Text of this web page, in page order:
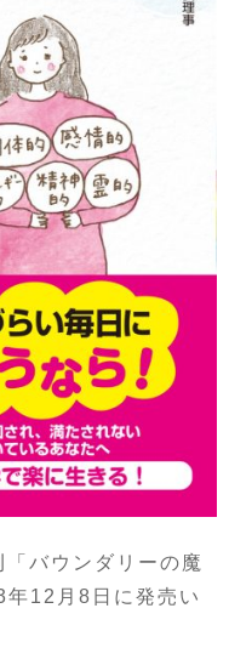
バウンダリーの魔
12月8日に発売い